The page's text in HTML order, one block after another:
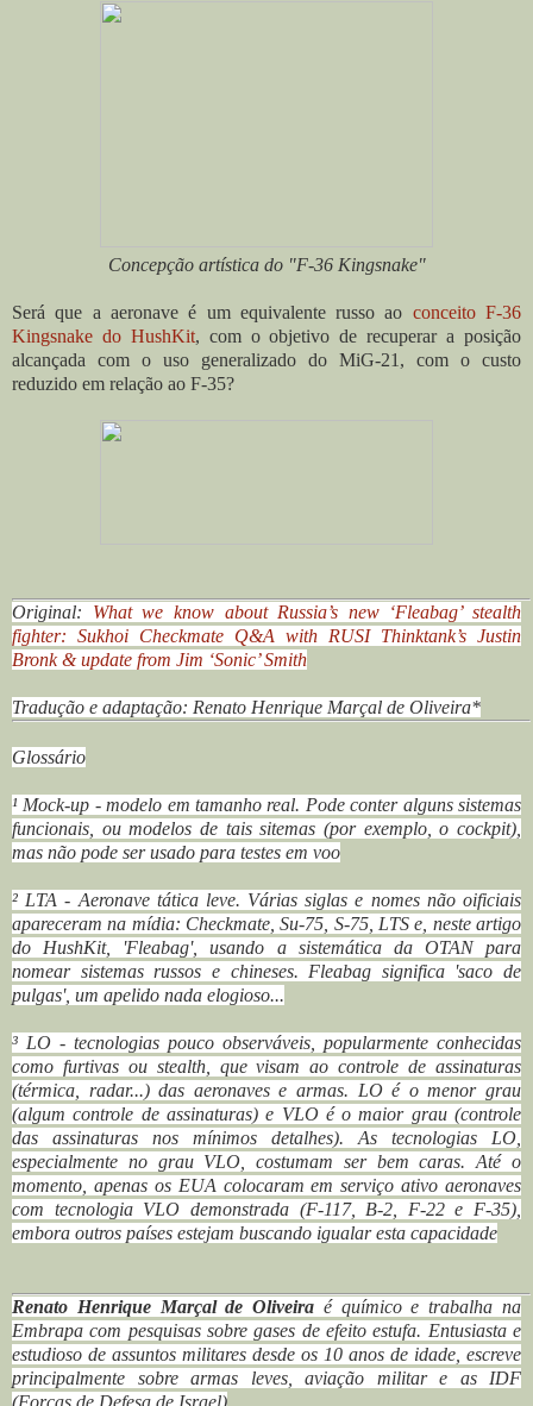
Concepção artística do "F-36 Kingsnake"
Será que a aeronave é um equivalente russo ao conceito F-36
Kingsnake do HushKit, com o objetivo de recuperar a posição
alcançada com o uso generalizado do MiG-21, com o custo
reduzido em relação ao F-35?
Original: What we know about Russia’s new ‘Fleabag’ stealth
fighter: Sukhoi Checkmate Q&A with RUSI Thinktank’s Justin
Bronk & update from Jim ‘Sonic’ Smith
Tradução e adaptação: Renato Henrique Marçal de Oliveira*
Glossário
¹ Mock-up - modelo em tamanho real. Pode conter alguns sistemas
funcionais, ou modelos de tais sitemas (por exemplo, o cockpit),
mas não pode ser usado para testes em voo
² LTA - Aeronave tática leve. Várias siglas e nomes não oificiais
apareceram na mídia: Checkmate, Su-75, S-75, LTS e, neste artigo
do HushKit, 'Fleabag', usando a sistemática da OTAN para
nomear sistemas russos e chineses. Fleabag significa 'saco de
pulgas', um apelido nada elogioso...
³ LO - tecnologias pouco observáveis, popularmente conhecidas
como furtivas ou stealth, que visam ao controle de assinaturas
(térmica, radar...) das aeronaves e armas. LO é o menor grau
(algum controle de assinaturas) e VLO é o maior grau (controle
das assinaturas nos mínimos detalhes). As tecnologias LO,
especialmente no grau VLO, costumam ser bem caras. Até o
momento, apenas os EUA colocaram em serviço ativo aeronaves
com tecnologia VLO demonstrada (F-117, B-2, F-22 e F-35),
embora outros países estejam buscando igualar esta capacidade
Renato Henrique Marçal de Oliveira é químico e trabalha na
Embrapa com pesquisas sobre gases de efeito estufa. Entusiasta e
estudioso de assuntos militares desde os 10 anos de idade, escreve
principalmente sobre armas leves, aviação militar e as IDF
(Forças de Defesa de Israel)